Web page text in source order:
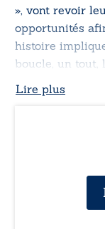
», vont revoir
opportunités
histoire
boucle, un tout,
Lire plus